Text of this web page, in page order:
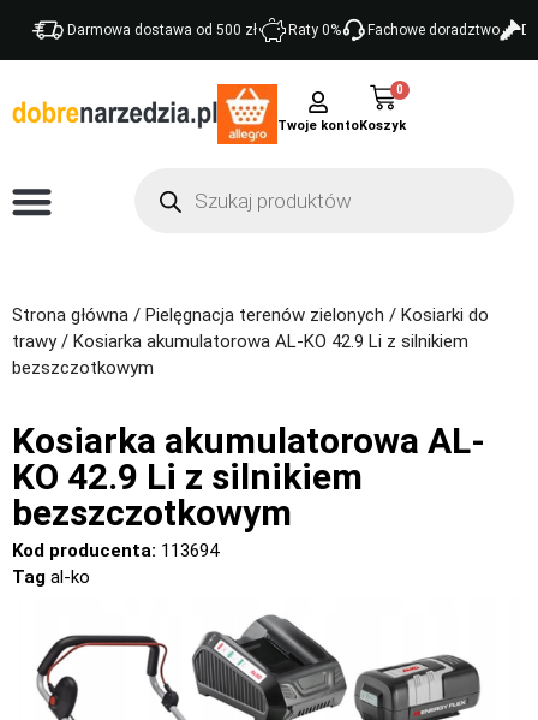
Darmowa dostawa od 500 zł Raty 0% Fachowe doradztwo
Twoje konto
0
Strona główna / Pielęgnacja terenów zielonych / Kosiarki do
trawy/ Kosiarka akumulatorowa AL-KO 42.9 Li z silnikiem
bezszczotkowym
Kosiarka akumulatorowa AL-
KO 42.9 Li z silnikiem
bezszczotkowym
Kod producenta: 113694
Tag al-ko